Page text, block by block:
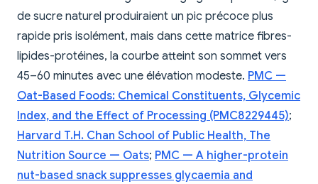
de sucre naturel produiraient un pic précoce plus
rapide pris isolément, mais dans cette matrice fibres-
lipides-protéines, la courbe atteint son sommet vers
45–60 minutes avec une élévation modeste. PMC —
Oat-Based Foods: Chemical Constituents, Glycemic
Index, and the Effect of Processing (PMC8229445);
Harvard T.H. Chan School of Public Health, The
Nutrition Source — Oats; PMC — A higher-protein
nut-based snack suppresses glycaemia and